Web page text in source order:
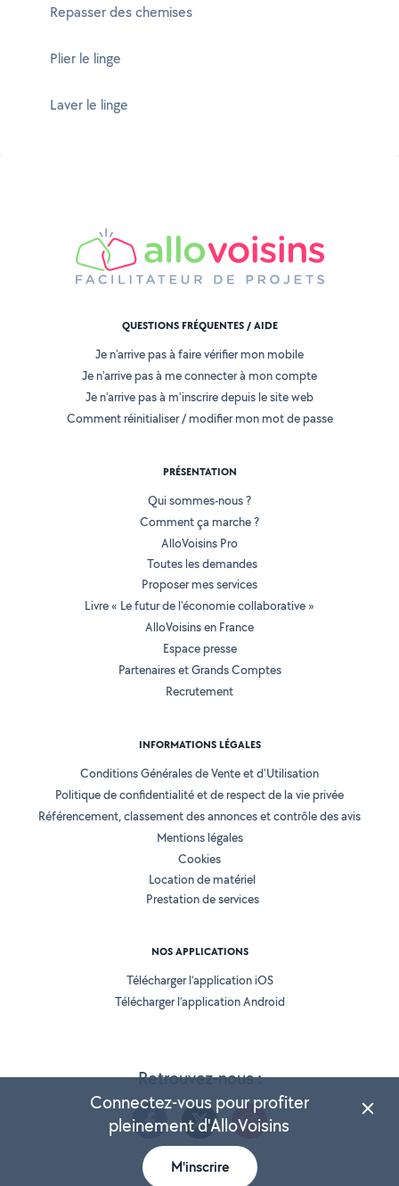
Repasser des chemises
Plier le linge
Laver le linge
Retrouvez-nous :
QUESTIONS FRÉQUENTES / AIDE
Je n'arrive pas à faire vérifier mon mobile
Je n'arrive pas à me connecter à mon compte
Je n'arrive pas à m'inscrire depuis le site web
Comment réinitialiser / modifier mon mot de passe
PRÉSENTATION
Qui sommes-nous ?
Comment ça marche ?
AlloVoisins Pro
Toutes les demandes
Proposer mes services
Livre « Le futur de l'économie collaborative »
AlloVoisins en France
Espace presse
Partenaires et Grands Comptes
Recrutement
INFORMATIONS LÉGALES
Conditions Générales de Vente et d'Utilisation
Politique de confidentialité et de respect de la vie privée
Référencement, classement des annonces et contrôle des avis
Mentions légales
Cookies
Location de matériel
Prestation de services
NOS APPLICATIONS
Télécharger l’application iOS
Télécharger l’application Android
Connectez-vous pour profiter
pleinement d'AlloVoisins
M'inscrire